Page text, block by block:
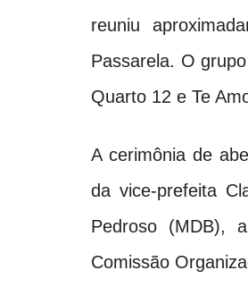
reuniu
Passarela. O
Quarto 12 e Te
A cerimônia de
da vice-prefeita
Pedroso (MDB),
Comissão